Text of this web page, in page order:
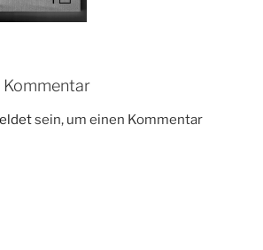
Kommentar
sein, um einen Kommentar